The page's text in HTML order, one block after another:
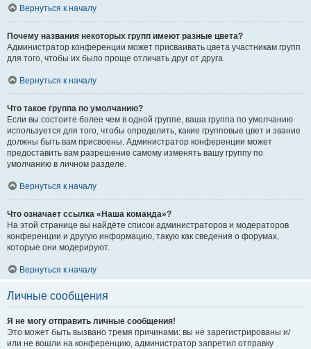
Вернуться к началу
Почему названия некоторых групп имеют разные цвета?
Администратор конференции может присваивать цвета участникам групп
для того, чтобы их было проще отличать друг от друга.
Вернуться к началу
Что такое группа по умолчанию?
Если вы состоите более чем в одной группе, ваша группа по умолчанию
используется для того, чтобы определить, какие групповые цвет и звание
должны быть вам присвоены. Администратор конференции может
предоставить вам разрешение самому изменять вашу группу по
умолчанию в личном разделе.
Вернуться к началу
Что означает ссылка «Наша команда»?
На этой странице вы найдёте список администраторов и модераторов
конференции и другую информацию, такую как сведения о форумах,
которые они модерируют.
Вернуться к началу
Личные сообщения
Я не могу отправить личные сообщения!
Это может быть вызвано тремя причинами: вы не зарегистрированы и/
или не вошли на конференцию, администратор запретил отправку